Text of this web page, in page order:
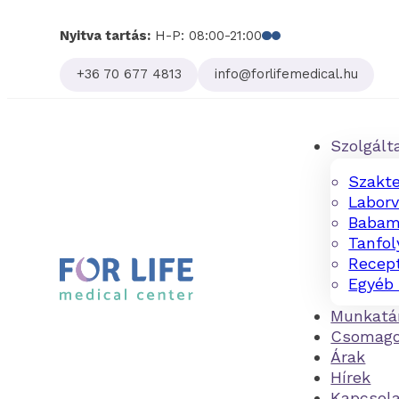
Nyitva tartás: H-P: 08:00-21:00Follow us on
Follow us on
+36 70 677 4813
info@forlifemedical.hu
Árak
Hírek